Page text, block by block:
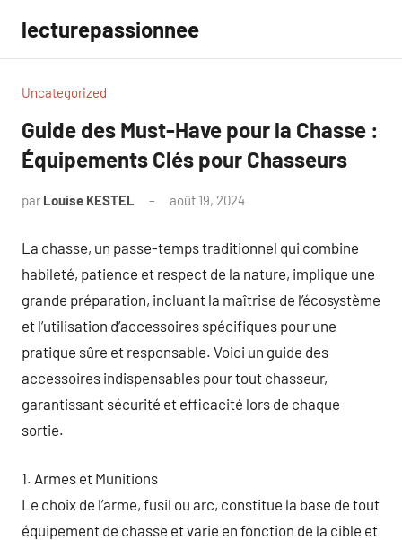
contenu
lecturepassionnee
Uncategorized
Guide des Must-Have pour la Chasse :
Équipements Clés pour Chasseurs
par Louise KESTEL août 19, 2024
La chasse, un passe-temps traditionnel qui combine
habileté, patience et respect de la nature, implique une
grande préparation, incluant la maîtrise de l’écosystème
et l’utilisation d’accessoires spécifiques pour une
pratique sûre et responsable. Voici un guide des
accessoires indispensables pour tout chasseur,
garantissant sécurité et efficacité lors de chaque
sortie.
1. Armes et Munitions
Le choix de l’arme, fusil ou arc, constitue la base de tout
équipement de chasse et varie en fonction de la cible et